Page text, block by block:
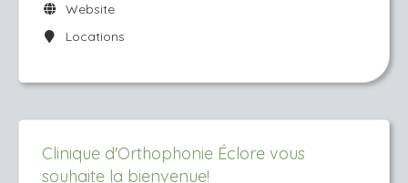
Website
Locations
Clinique d'Orthophonie Éclore vous
souhaite la bienvenue!